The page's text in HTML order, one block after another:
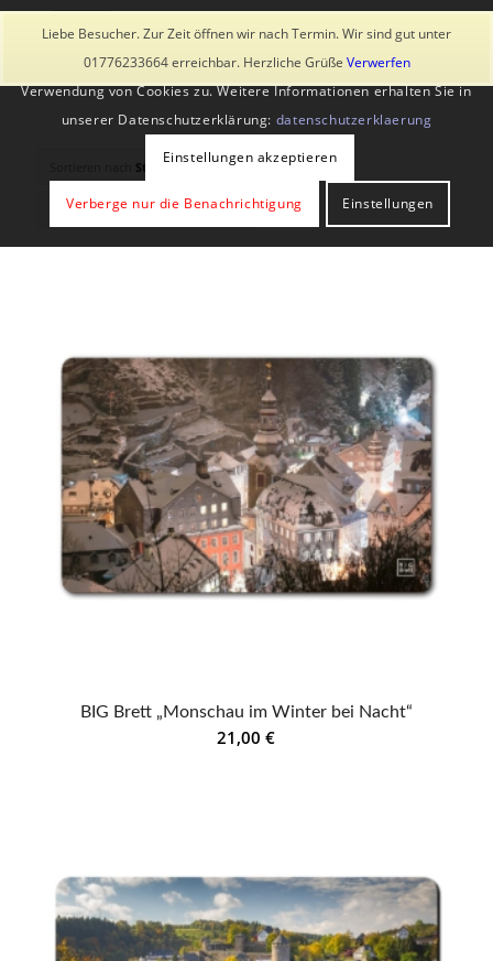
Liebe Besucher. Zur Zeit öffnen wir nach Termin. Wir sind gut unter
01776233664 erreichbar. Herzliche Grüße Verwerfen
Standard
Zeige-1 Produkte pro Seite
BIG Brett „Monschau im Winter bei Nacht“
21,00€
Diese Seite verwendet Cookies und ähnliche Technologien, auch
von Drittanbietern. Mit der Weiternutzung der Seite stimmst du der
Verwendung von Cookies zu. Weitere Informationen erhalten Sie in
unserer Datenschutzerklärung: datenschutzerklaerung
Einstellungen akzeptieren
Verberge nur die Benachrichtigung Einstellungen